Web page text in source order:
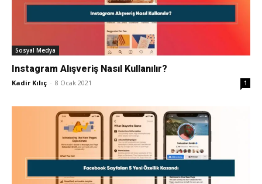
Sosyal Medya
Instagram Alışveriş Nasıl Kullanılır?
Kadir Kılıç - 8 Ocak 2021 1